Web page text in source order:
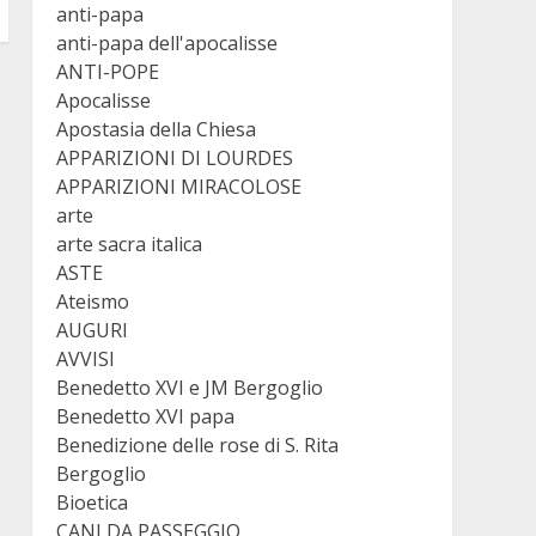
anti-papa
anti-papa dell'apocalisse
ANTI-POPE
Apocalisse
Apostasia della Chiesa
APPARIZIONI DI LOURDES
APPARIZIONI MIRACOLOSE
arte
arte sacra italica
ASTE
Ateismo
AUGURI
AVVISI
Benedetto XVI e JM Bergoglio
Benedetto XVI papa
Benedizione delle rose di S. Rita
Bergoglio
Bioetica